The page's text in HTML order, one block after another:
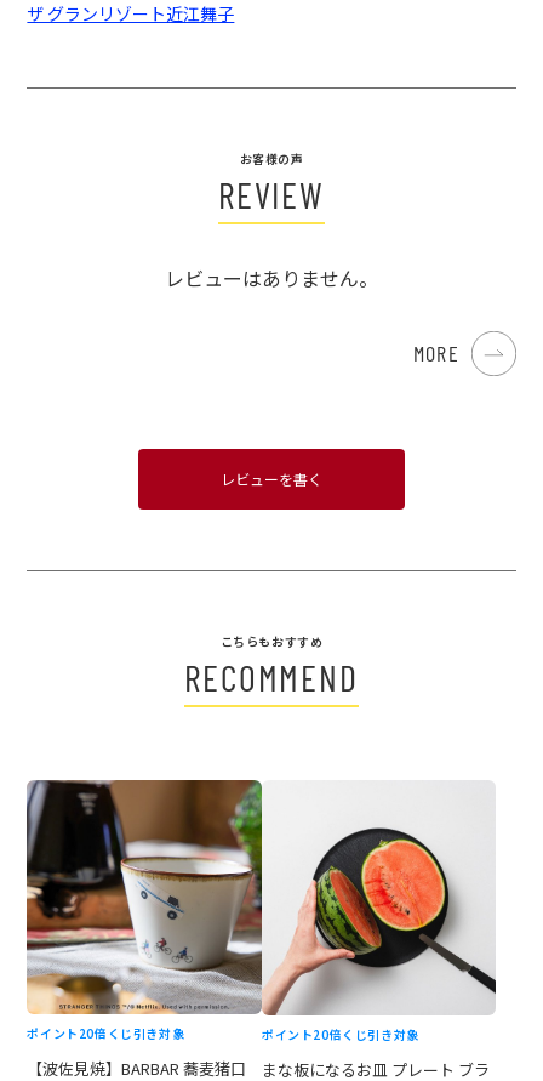
ザ グランリゾート近江舞子
お客様の声
REVIEW
レビューはありません。
MORE
レビューを書く
こちらもおすすめ
RECOMMEND
ポイント20倍 くじ引き対象
【波佐見焼】BARBAR 蕎麦猪口
ポイント20倍 くじ引き対象
まな板になるお皿 プレート ブラ